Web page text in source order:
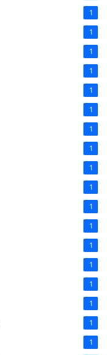
1
1
1
1
1
1
1
1
1
1
1
1
1
1
1
1
1
1